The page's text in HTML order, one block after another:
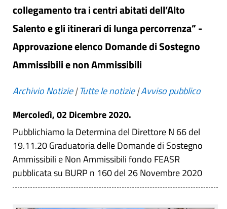
collegamento tra i centri abitati dell’Alto
Salento e gli itinerari di lunga percorrenza” -
Approvazione elenco Domande di Sostegno
Ammissibili e non Ammissibili
Archivio Notizie|Tutte le notizie|Avviso pubblico
Mercoledì, 02 Dicembre 2020.
Pubblichiamo la Determina del Direttore N 66 del
19.11.20 Graduatoria delle Domande di Sostegno
Ammissibili e Non Ammissibili fondo FEASR
pubblicata su BURP n 160 del 26 Novembre 2020